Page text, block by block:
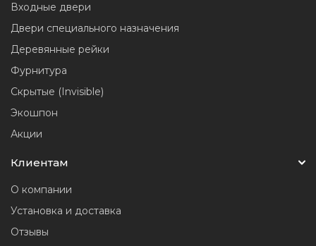
Входные двери
Двери специального назначения
Деревянные рейки
Фурнитура
Скрытые (Invisible)
Экошпон
Акции
Клиентам
О компании
Установка и доставка
Отзывы